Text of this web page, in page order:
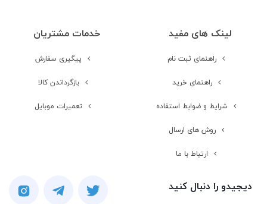
اندازه صفحه
نمایش
نمایش
تراکم پیکسلی
Corning Gorilla Glass 3
لینک های مفید
راهنمای ثبت نام
راهنمای خرید
شرایط و ضوابط استفاده
روش های ارسال
ارتباط با ما
خدمات مشتریان
پیگیری سفارش
بازگرداندن کالا
تعمیرات موبایل
دیجیدو را دنبال کنید